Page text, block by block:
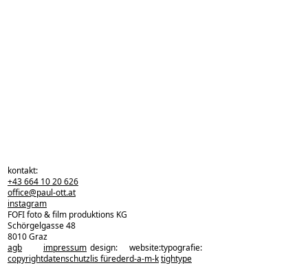
zurück zu den projekten
kontakt:
+43 664 10 20 626
office@paul-ott.at
instagram
FOFI foto & film produktions KG
Schörgelgasse 48
8010 Graz
agb
copyright
impressum
datenschutz
design:
lis füreder
website:
d-a-m-k
typografie:
tightype